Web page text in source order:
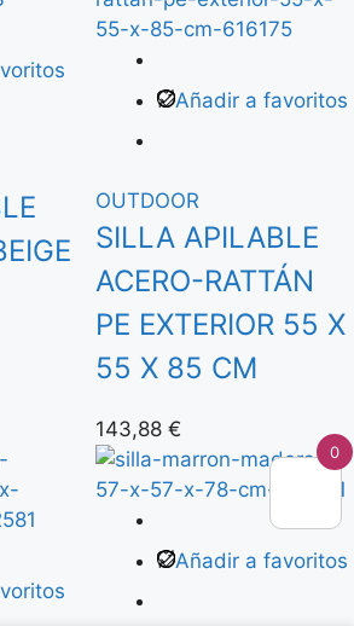
Añadir a favoritos
OUTDOOR
SILLA APILABLE
ACERO-RATTÁN
PE EXTERIOR 55 X
55 X 85 CM
143,88 €
Añadir a favoritos
0